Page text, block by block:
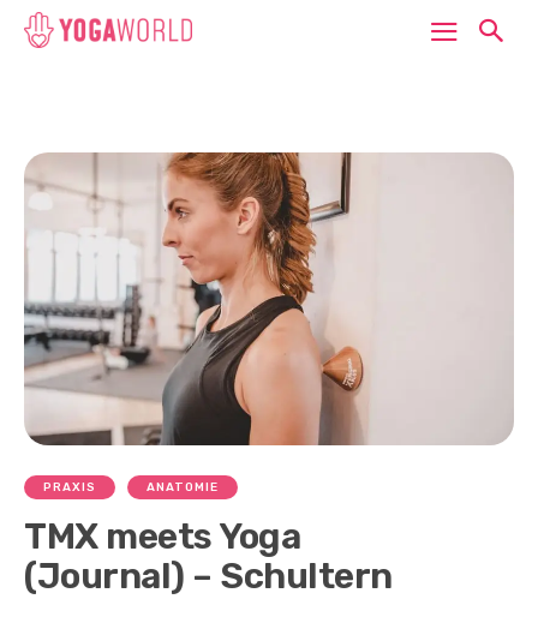
PRAXIS ANATOMIE
TMX meets Yoga
(Journal) – Schultern